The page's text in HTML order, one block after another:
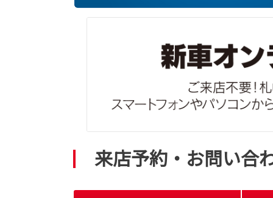
来店予約・お問い合